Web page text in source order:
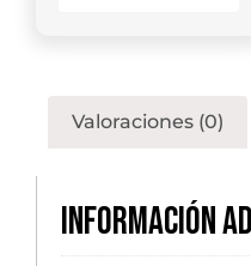
Valoraciones (0)
Información